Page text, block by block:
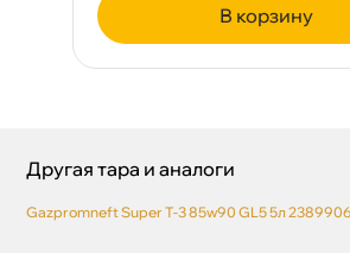
корзину
Другая тара и аналоги
Gazpromneft Super T-3 85w90 GL5 5л